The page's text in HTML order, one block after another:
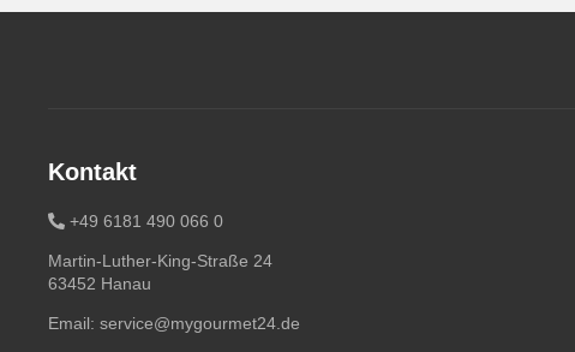
Kontakt
+49 6181 490 066 0
Martin-Luther-King-Straße 24
63452 Hanau
Email: service@mygourmet24.de